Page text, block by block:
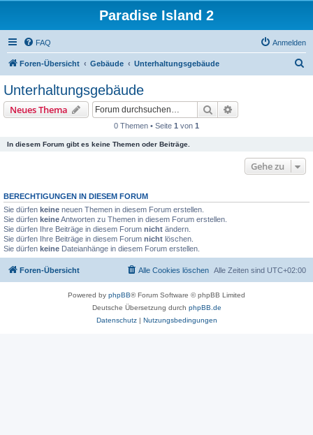
Paradise Island 2
FAQ Anmelden
Foren-Übersicht Gebäude Unterhaltungsgebäude
Unterhaltungsgebäude
Neues Thema Suche
0 Themen • Seite 1 von 1
In diesem Forum gibt es keine Themen oder Beiträge.
Gehe zu
BERECHTIGUNGEN IN DIESEM FORUM
Sie dürfen keine neuen Themen in diesem Forum erstellen.
Sie dürfen keineAntworten zu Themen in diesem Forum erstellen.
Sie dürfen Ihre Beiträge in diesem Forum nicht ändern.
Sie dürfen Ihre Beiträge in diesem Forum nicht löschen.
Sie dürfen keine Dateianhänge in diesem Forum erstellen.
Foren-Übersicht Alle Zeiten sind UTC+02:00
Alle Cookies löschen
Powered by phpBB® Forum Software © phpBB Limited
Deutsche Übersetzung durch phpBB.de
Datenschutz| Nutzungsbedingungen